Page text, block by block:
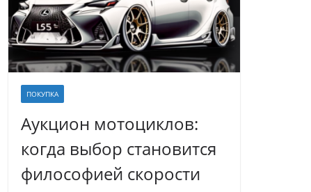
ПОКУПКА
Аукцион мотоциклов:
когда выбор становится
философией скорости